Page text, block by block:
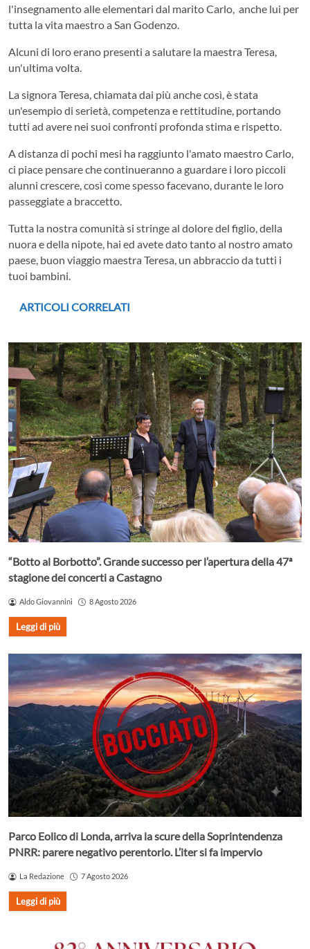
l'insegnamento alle elementari dal marito Carlo, anche lui per
tutta la vita maestro a San Godenzo.
Alcuni di loro erano presenti a salutare la maestra Teresa,
un'ultima volta.
La signora Teresa, chiamata dai più anche così, è stata
un'esempio di serietà, competenza e rettitudine, portando
tutti ad avere nei suoi confronti profonda stima e rispetto.
A distanza di pochi mesi ha raggiunto l'amato maestro Carlo,
ci piace pensare che continueranno a guardare i loro piccoli
alunni crescere, così come spesso facevano, durante le loro
passeggiate a braccetto.
Tutta la nostra comunità si stringe al dolore del figlio, della
nuora e della nipote, hai ed avete dato tanto al nostro amato
paese, buon viaggio maestra Teresa, un abbraccio da tutti i
tuoi bambini.
ARTICOLI CORRELATI
“Botto al Borbotto”. Grande successo per l’apertura della 47ª
stagione dei concerti a Castagno
Aldo Giovannini 8 Agosto 2026
Leggi di più
Parco Eolico di Londa, arriva la scure della Soprintendenza
PNRR: parere negativo perentorio. L’iter si fa impervio
La Redazione 7 Agosto 2026
Leggi di più